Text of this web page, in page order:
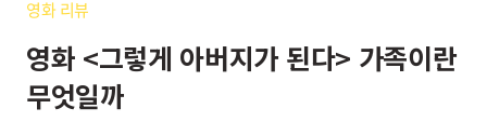
영화 리뷰
영화 <그렇게 아버지가 된다> 가족이란
무엇일까